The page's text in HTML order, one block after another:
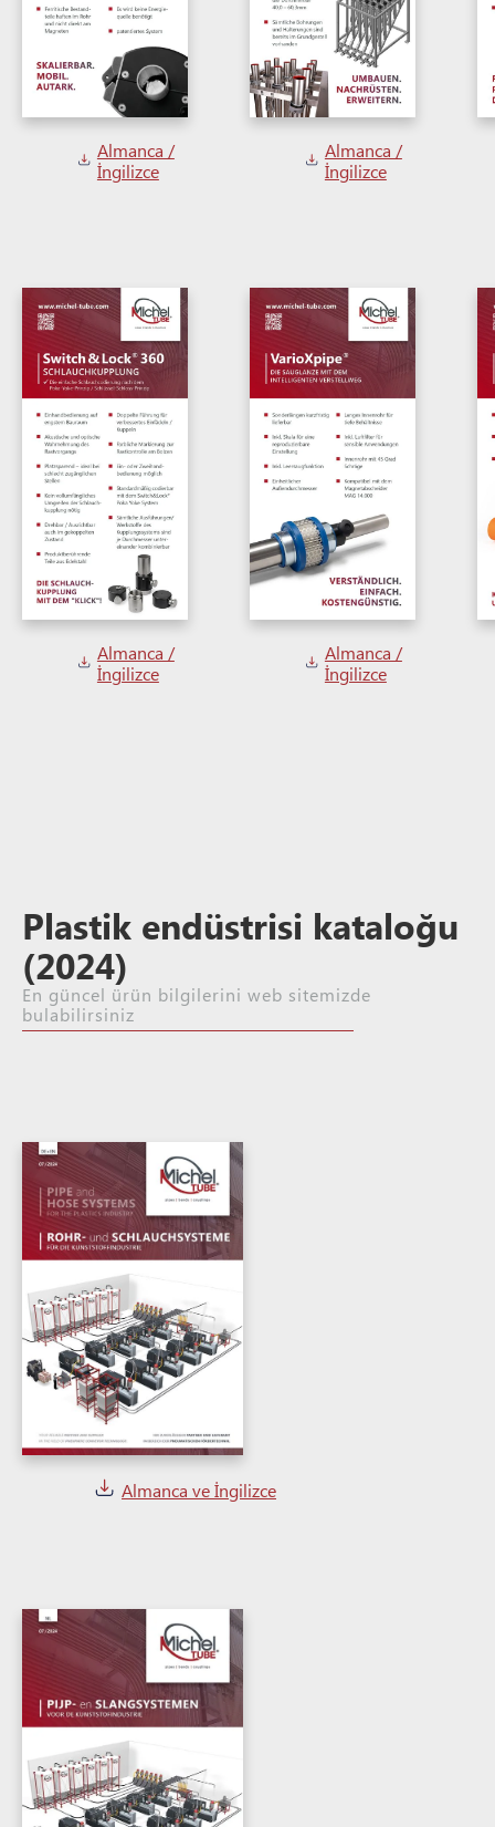
Almanca /
İngilizce
Almanca /
İngilizce
Almanca /
İngilizce
Almanca /
İngilizce
Plastik endüstrisi kataloğu
(2024)
En güncel ürün bilgilerini web sitemizde
bulabilirsiniz
Almanca ve İngilizce